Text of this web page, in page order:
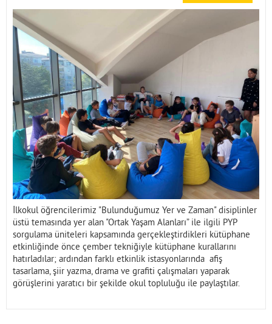
Kampüs Olanakları
Kayıt-Kabul
İletişim
İlkokul öğrencilerimiz "Bulunduğumuz Yer ve Zaman" disiplinler
üstü temasında yer alan "Ortak Yaşam Alanları” ile ilgili PYP
sorgulama üniteleri kapsamında gerçekleştirdikleri kütüphane
etkinliğinde önce çember tekniğiyle kütüphane kurallarını
hatırladılar; ardından farklı etkinlik istasyonlarında afiş
tasarlama, şiir yazma, drama ve grafiti çalışmaları yaparak
görüşlerini yaratıcı bir şekilde okul topluluğu ile paylaştılar.